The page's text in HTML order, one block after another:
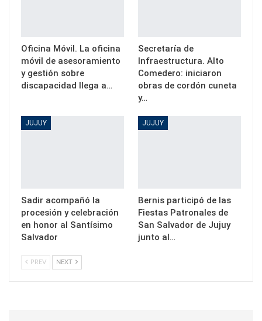
Oficina Móvil. La oficina
móvil de asesoramiento
y gestión sobre
discapacidad llega a…
Secretaría de
Infraestructura. Alto
Comedero: iniciaron
obras de cordón cuneta
y…
JUJUY
Sadir acompañó la
procesión y celebración
en honor al Santísimo
Salvador
JUJUY
Bernis participó de las
Fiestas Patronales de
San Salvador de Jujuy
junto al…
PREV NEXT